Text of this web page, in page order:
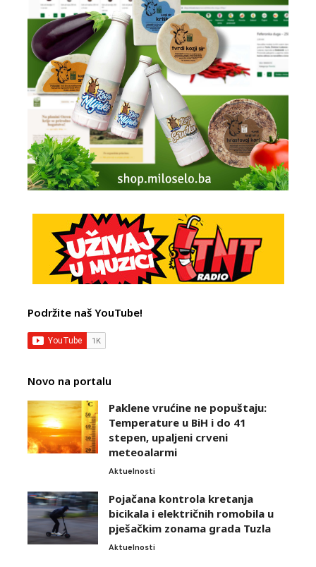
Podržite naš YouTube!
Novo na portalu
Paklene vrućine ne popuštaju:
Temperature u BiH i do 41
stepen, upaljeni crveni
meteoalarmi
Aktuelnosti
Pojačana kontrola kretanja
bicikala i električnih romobila u
pješačkim zonama grada Tuzla
Aktuelnosti